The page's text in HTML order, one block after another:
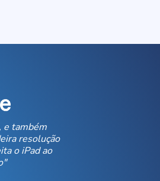
e também
resolução
o iPad ao